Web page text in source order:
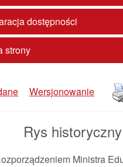
dostępności
strony
Wersjonowanie
Rys historyczny
Ministra